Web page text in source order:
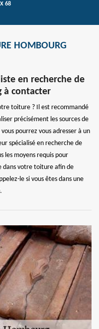
68
HOMBOURG
en recherche de
à contacter
toiture ? Il est recommandé
précisément les sources de
pourrez vous adresser à un
spécialisé en recherche de
moyens requis pour
dans votre toiture afin de
le si vous êtes dans une